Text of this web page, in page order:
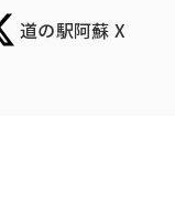
道の駅阿蘇 X